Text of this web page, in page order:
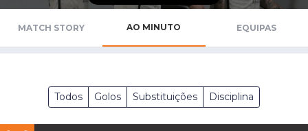
MATCH STORY AO MINUTO EQUIPAS
Todos Golos Substituições Disciplina